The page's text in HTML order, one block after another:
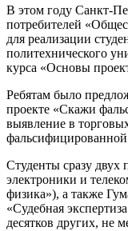
В этом году Санкт-
потребителей
для реализации
политехнического
курса «Основы
Ребятам было
проекте «Скажи
выявление в
Студенты сразу двух
электроники и
физика»), а также
«Судебная
десятков других, не